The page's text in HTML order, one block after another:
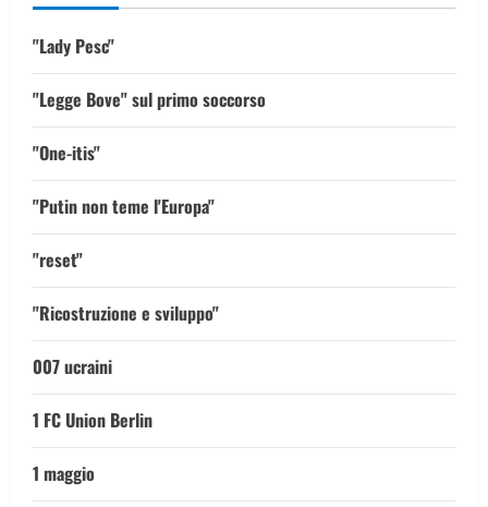
"Lady Pesc"
"Legge Bove" sul primo soccorso
"One-itis"
"Putin non teme l'Europa"
"reset"
"Ricostruzione e sviluppo"
007 ucraini
1 FC Union Berlin
1 maggio